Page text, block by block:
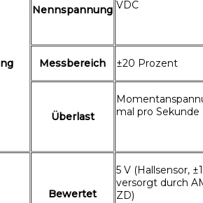
Nennspannung VDC
Messbereich ±20 Prozent
Überlast
mal pro Sekunde
Bewertet
5 V (Hallsensor,
versorgt durch
ZD)